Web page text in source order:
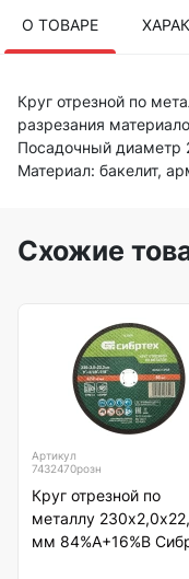
О ТОВАРЕ
Круг отрезной по
разрезания
Посадочный диаметр
Материал: бакелит,
Схожие
Артикул
7432470розн
Круг отрезной по
металлу
мм 84%A+16%B